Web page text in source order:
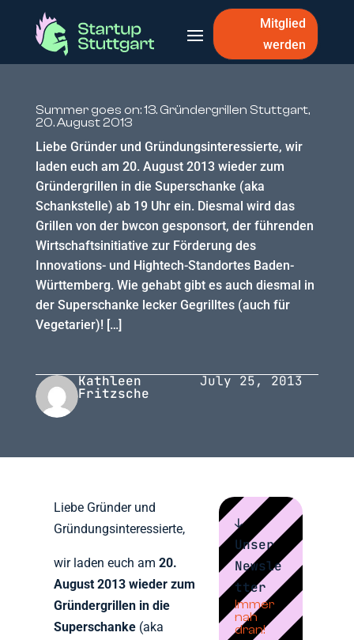
Mitglied
werden
Summer goes on: 13. Gründergrillen Stuttgart,
20. August 2013
Liebe Gründer und Gründungsinteressierte, wir
laden euch am 20. August 2013 wieder zum
Gründergrillen in die Superschanke (aka
Schankstelle) ab 19 Uhr ein. Diesmal wird das
Grillen von der bwcon gesponsort, der führenden
Wirtschaftsinitiative zur Förderung des
Innovations- und Hightech-Standortes Baden-
Württemberg. Wie gehabt gibt es auch diesmal in
der Superschanke lecker Gegrilltes (auch für
Vegetarier)! […]
Kathleen
Fritzsche
July 25, 2013
Liebe Gründer und
Gründungsinteressierte,
wir laden euch am20.
August 2013 wieder zum
Gründergrillen in die
Superschanke (aka
↓
Unser
Newsle
tter
Immer
nah
dran!